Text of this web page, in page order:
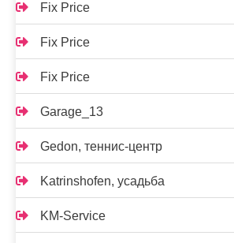
Fix Price
Fix Price
Fix Price
Garage_13
Gedon, теннис-центр
Katrinshofen, усадьба
KM-Service